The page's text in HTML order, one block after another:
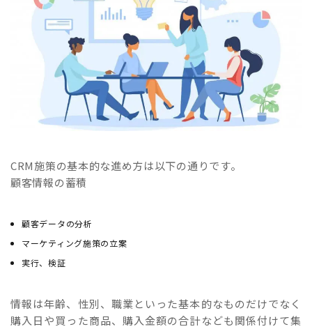
CRM施策の基本的な進め方は以下の通りです。
顧客情報の蓄積
顧客データの分析
マーケティング施策の立案
実行、検証
情報は年齢、性別、職業といった基本的なものだけでなく
購入日や買った商品、購入金額の合計なども関係付けて集